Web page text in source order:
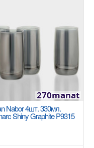
goş
goş
Nabor 4шт. 330мл.
Shiny Graphite P9315
270manat